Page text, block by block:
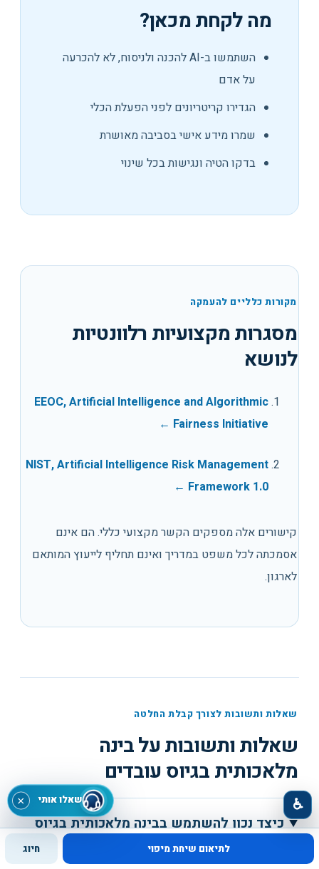
מה לקחת מכאן?
השתמשו ב-AI להכנה ולניסוח, לא להכרעה
על אדם
הגדירו קריטריונים לפני הפעלת הכלי
שמרו מידע אישי בסביבה מאושרת
בדקו הטיה ונגישות בכל שינוי
מקורות כלליים להעמקה
מסגרות מקצועיות רלוונטיות
לנושא
EEOC, Artificial Intelligence and Algorithmic
Fairness Initiative
←
NIST, Artificial Intelligence Risk Management
Framework 1.0
←
קישורים אלה מספקים הקשר מקצועי כללי. הם אינם
אסמכתה לכל משפט במדריך ואינם תחליף לייעוץ המותאם
לארגון.
שאלות ותשובות לצורך קבלת החלטה
שאלות ותשובות עלבינה
מלאכותית בגיוס עובדים
כיצד נכון להשתמש בבינה מלאכותית בגיוס
לתיאום שיחת מיפוי חיוג
שאלו אותי × ♿